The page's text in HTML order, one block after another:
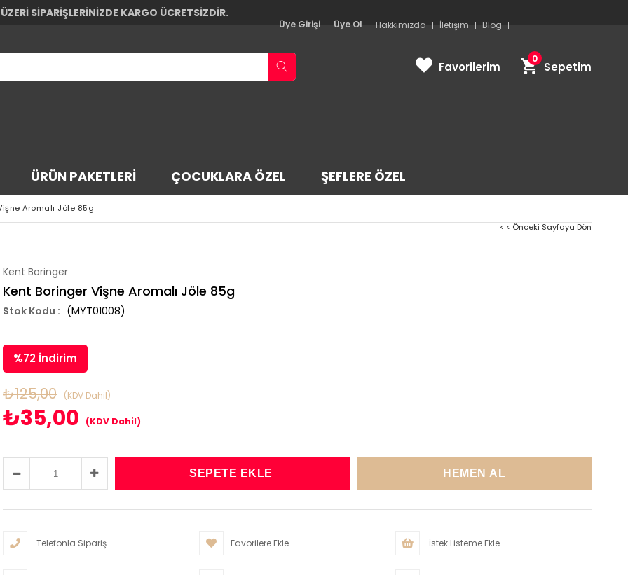
SİPARİŞLERİNİZDE KARGO ÜCRETSİZDİR.
Hakkımızda İletişim Blog
Üye Girişi Üye Ol
Sepetim
0
ÜRÜN PAKETLERI ÇOCUKLARA ÖZEL ŞEFLERE ÖZEL
Favorilerim
Aromalı Jöle 85g
< < Önceki Sayfaya Dön
Kent Boringer
Kent Boringer Vişne Aromalı Jöle 85g
(MYT01008)
%72 İndirim
₺125,00 (KDV Dahil)
₺35,00 (KDV Dahil)
Telefonla Sipariş Favorilere Ekle İstek Listeme Ekle